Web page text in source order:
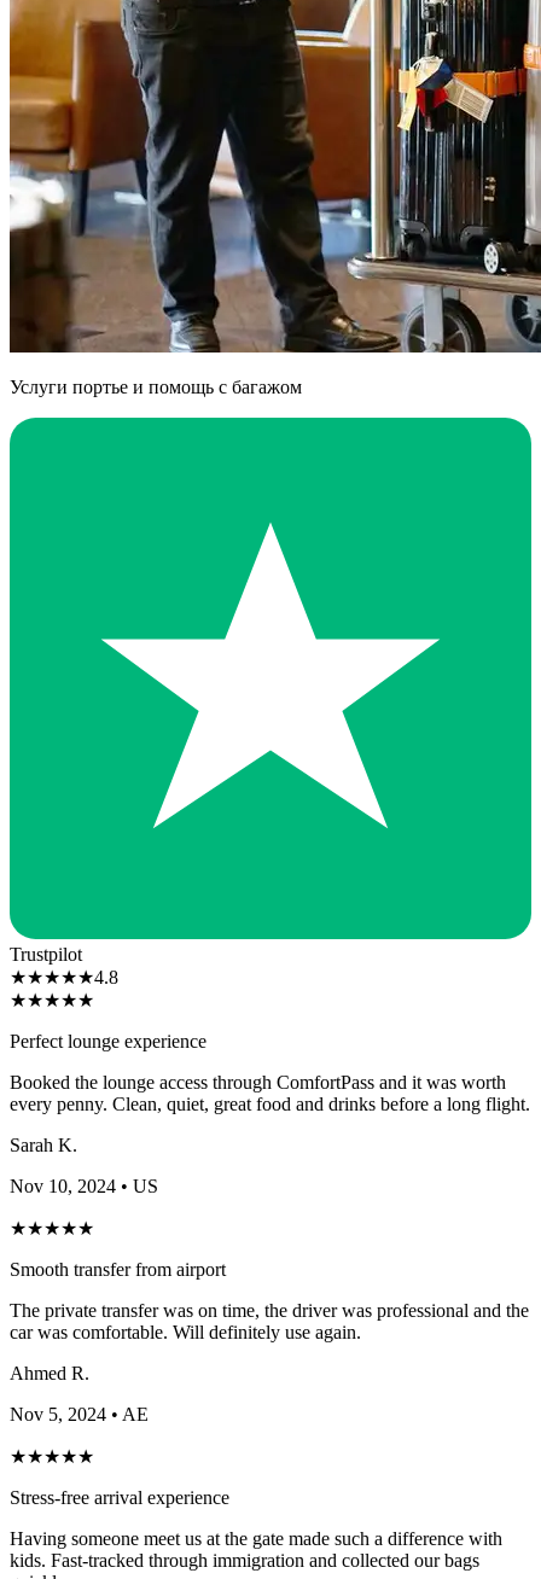
Услуги портье и помощь с багажом
Trustpilot
★★★★★4.8
★★★★★
Perfect lounge experience
Booked the lounge access through ComfortPass and it was worth
every penny. Clean, quiet, great food and drinks before a long flight.
Sarah K.
Nov 10, 2024 • US
★★★★★
Smooth transfer from airport
The private transfer was on time, the driver was professional and the
car was comfortable. Will definitely use again.
Ahmed R.
Nov 5, 2024 • AE
★★★★★
Stress-free arrival experience
Having someone meet us at the gate made such a difference with
kids. Fast-tracked through immigration and collected our bags